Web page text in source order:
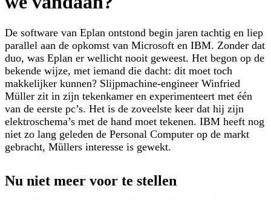
De software van Eplan ontstond begin jaren tachtig en liep
parallel aan de opkomst van Microsoft en IBM. Zonder dat
duo, was Eplan er wellicht nooit geweest. Het begon op de
bekende wijze, met iemand die dacht: dit moet toch
makkelijker kunnen? Slijpmachine-engineer Winfried
Müller zit in zijn tekenkamer en experimenteert met één
van de eerste pc’s. Het is de zoveelste keer dat hij zijn
elektroschema’s met de hand moet tekenen. IBM heeft nog
niet zo lang geleden de Personal Computer op de markt
gebracht, Müllers interesse is gewekt.
Nu niet meer voor te stellen